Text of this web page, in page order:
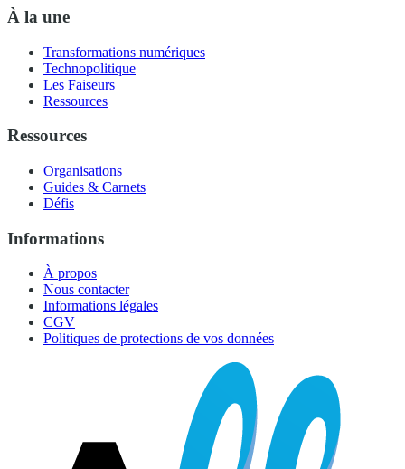
À la une
Transformations numériques
Technopolitique
Les Faiseurs
Ressources
Ressources
Organisations
Guides & Carnets
Défis
Informations
À propos
Nous contacter
Informations légales
CGV
Politiques de protections de vos données